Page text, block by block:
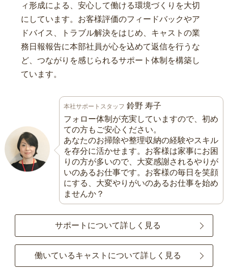
ィ形成による、安心して働ける環境づくりを大切
にしています。お客様評価のフィードバックやア
ドバイス、トラブル解決をはじめ、キャストの業
務日報報告に本部社員が心を込めて返信を行うな
ど、つながりを感じられるサポート体制を構築し
ています。
本社サポートスタッフ 鈴野 寿子
フォロー体制が充実していますので、初め
ての方もご安心ください。
あなたのお掃除や整理収納の経験やスキル
を存分に活かせます。お客様は家事にお困
りの方が多いので、大変感謝されるやりが
いのあるお仕事です。お客様の毎日を笑顔
にする、大変やりがいのあるお仕事を始め
ませんか？
サポートについて詳しく見る
働いているキャストについて詳しく見る